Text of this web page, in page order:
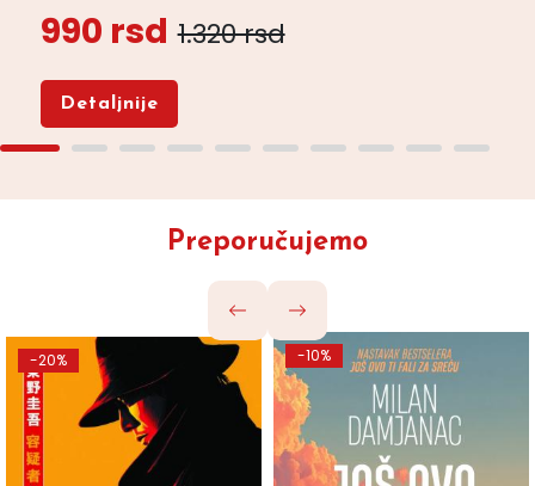
990 rsd 1.320 rsd
Detaljnije
Preporučujemo
-20% -10%